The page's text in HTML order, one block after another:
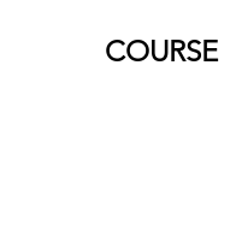
COURSE